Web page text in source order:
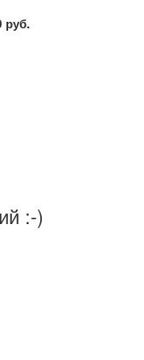
руб.
:-)